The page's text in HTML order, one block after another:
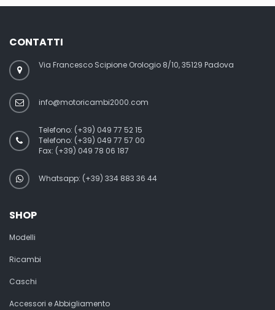
CONTATTI
Via Francesco Scipione Orologio 8/10, 35129 Padova
info@motoricambi2000.com
Telefono: (+39) 049 77 52 15
Telefono: (+39) 049 77 57 00
Fax: (+39) 049 78 06 187
Whatsapp: (+39) 334 883 36 44
SHOP
Modelli
Ricambi
Caschi
Accessori e Abbigliamento